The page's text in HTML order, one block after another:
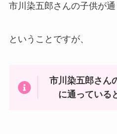
市川染五郎さんの子供が
ということですが、
市川染五郎さん
に通っている